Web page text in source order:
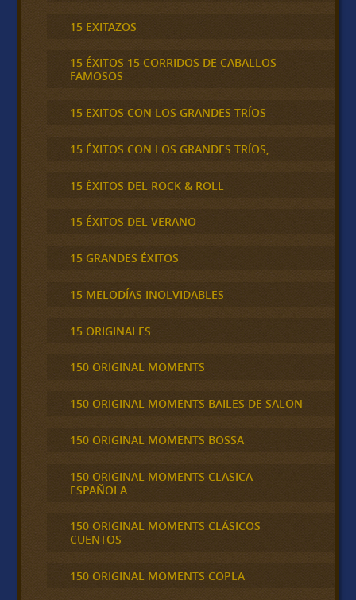
15 EXITAZOS
15 ÉXITOS 15 CORRIDOS DE CABALLOS
FAMOSOS
15 EXITOS CON LOS GRANDES TRÍOS
15 ÉXITOS CON LOS GRANDES TRÍOS,
15 ÉXITOS DEL ROCK & ROLL
15 ÉXITOS DEL VERANO
15 GRANDES ÉXITOS
15 MELODÍAS INOLVIDABLES
15 ORIGINALES
150 ORIGINAL MOMENTS
150 ORIGINAL MOMENTS BAILES DE SALON
150 ORIGINAL MOMENTS BOSSA
150 ORIGINAL MOMENTS CLASICA
ESPAÑOLA
150 ORIGINAL MOMENTS CLÁSICOS
CUENTOS
150 ORIGINAL MOMENTS COPLA